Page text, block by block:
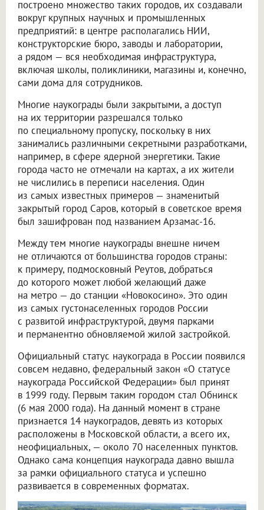
построено множество таких городов, их создавали
вокруг крупных научных и промышленных
предприятий: в центре располагались НИИ,
конструкторские бюро, заводы и лаборатории,
а рядом — вся необходимая инфраструктура,
включая школы, поликлиники, магазины и, конечно,
сами дома для сотрудников.
Многие наукограды были закрытыми, а доступ
на их территории разрешался только
по специальному пропуску, поскольку в них
занимались различными секретными разработками,
например, в сфере ядерной энергетики. Такие
города часто не отмечали на картах, а их жители
не числились в переписи населения. Один
из самых известных примеров — знаменитый
закрытый город Саров, который в советское время
был зашифрован под названием Арзамас-16.
Между тем многие наукограды внешне ничем
не отличаются от большинства городов страны:
к примеру, подмосковный Реутов, добраться
до которого может любой желающий даже
на метро — до станции «Новокосино». Это один
из самых густонаселенных городов России
с развитой инфраструктурой, двумя парками
и перманентно обновляемой жилой застройкой.
Официальный статус наукограда в России появился
совсем недавно, федеральный закон «О статусе
наукограда Российской Федерации» был принят
в 1999 году. Первым таким городом стал Обнинск
(6 мая 2000 года). На данный момент в стране
признается 14 наукоградов, девять из которых
расположены в Московской области, а всего их,
неофициальных, — около 70 населенных пунктов.
Однако сама концепция наукограда давно вышла
за рамки официального статуса и успешно
развивается в современных форматах.